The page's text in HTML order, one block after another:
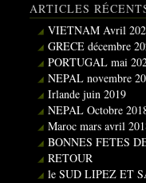
ARTICLES
VIETNAM Avril
GRECE décembre
PORTUGAL mai
NEPAL novembre
Irlande juin 2019
NEPAL Octobre
Maroc mars avril
BONNES FETES
RETOUR
le SUD LIPEZ ET